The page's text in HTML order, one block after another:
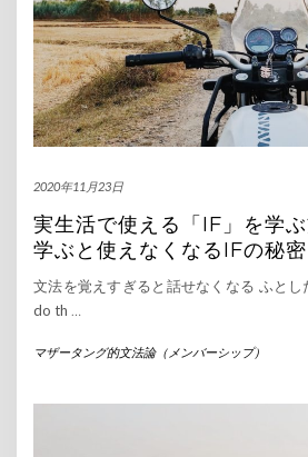
2020年11月23日
実生活で使える「IF」を学
学ぶと使えなくなるIFの秘
文法を覚えすぎると話せなくなる ふとし
do th …
マザータング的文法論（メンバーシップ）